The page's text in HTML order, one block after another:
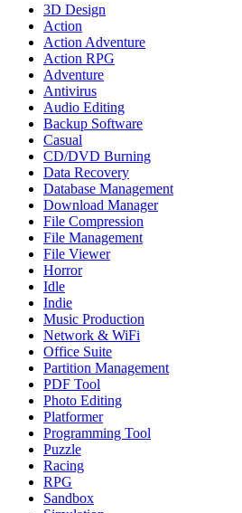
3D Design
Action
Action Adventure
Action RPG
Adventure
Antivirus
Audio Editing
Backup Software
Casual
CD/DVD Burning
Data Recovery
Database Management
Download Manager
File Compression
File Management
File Viewer
Horror
Idle
Indie
Music Production
Network & WiFi
Office Suite
Partition Management
PDF Tool
Photo Editing
Platformer
Programming Tool
Puzzle
Racing
RPG
Sandbox